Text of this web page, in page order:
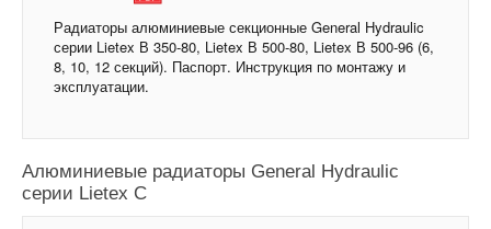
Радиаторы алюминиевые секционные General Hydraulic
серии Lietex В 350-80, Lietex В 500-80, Lietex В 500-96 (6,
8, 10, 12 секций). Паспорт. Инструкция по монтажу и
эксплуатации.
Алюминиевые радиаторы General Hydraulic
серии Lietex С